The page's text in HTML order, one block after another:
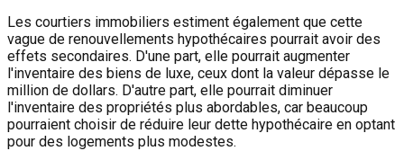
Les courtiers immobiliers estiment également que cette
vague de renouvellements hypothécaires pourrait avoir des
effets secondaires. D'une part, elle pourrait augmenter
l'inventaire des biens de luxe, ceux dont la valeur dépasse le
million de dollars. D'autre part, elle pourrait diminuer
l'inventaire des propriétés plus abordables, car beaucoup
pourraient choisir de réduire leur dette hypothécaire en optant
pour des logements plus modestes.